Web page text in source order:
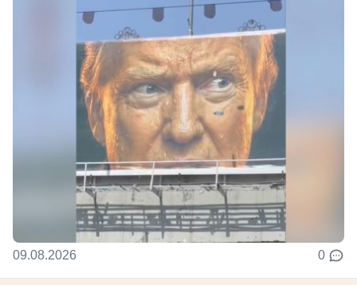
09.08.2026 0